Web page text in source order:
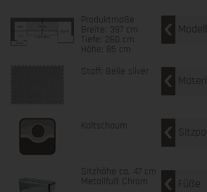
Produktmaße
Breite: 397 cm
Tiefe: 260 cm
Höhe: 85 cm
Stoff: Belle silver
Kaltschaum
Sitzhöhe ca. 47 cm
Metallfuß Chrom Füße